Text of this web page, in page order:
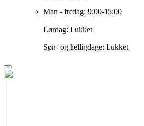
Man - fredag: 9:00-15:00
Lørdag: Lukket
Søn- og helligdage: Lukket